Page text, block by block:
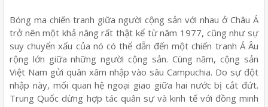
Bóng ma chiến tranh giữa người cộng sản với nhau ở Châu Á
trở nên một khả năng rất thật kể từ năm 1977, cũng như sự
suy chuyển xấu của nó có thể dẫn đến một chiến tranh Á Âu
rộng lớn giữa những người cộng sản. Cùng năm, cộng sản
Việt Nam gửi quân xâm nhập vào sâu Campuchia. Do sự đột
nhập này, mối quan hệ ngoại giao giữa hai nước bị cắt đứt.
Trung Quốc dừng hợp tác quân sự và kinh tế với đồng minh